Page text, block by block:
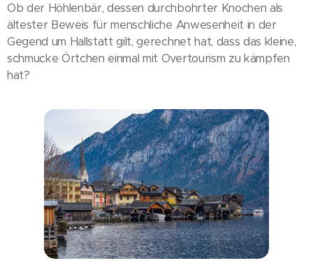
Ob der Höhlenbär, dessen durchbohrter Knochen als
ältester Beweis für menschliche Anwesenheit in der
Gegend um Hallstatt gilt, gerechnet hat, dass das kleine,
schmucke Örtchen einmal mit Overtourism zu kämpfen
hat?